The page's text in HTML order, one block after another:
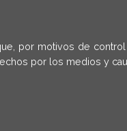
por motivos de
por los medios y